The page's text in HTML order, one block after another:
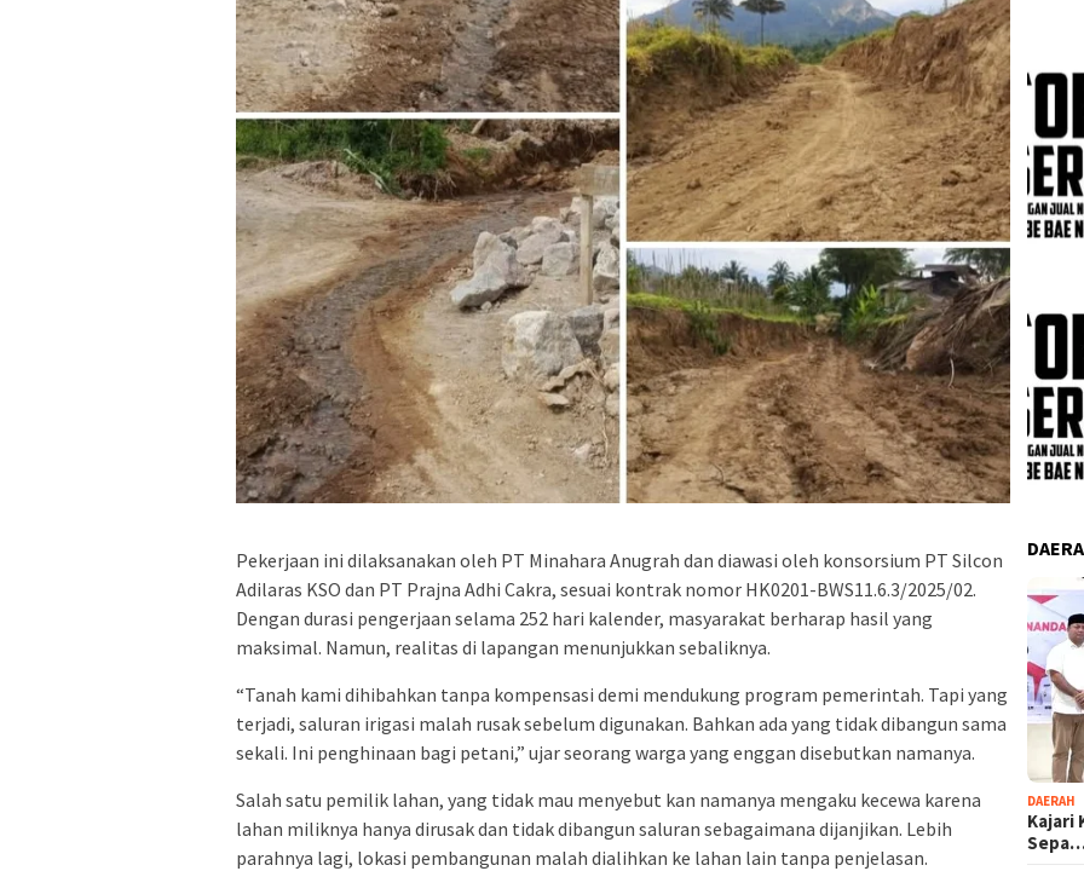
Pekerjaan ini dilaksanakan oleh PT Minahara Anugrah dan diawasi oleh konsorsium PT Silcon
Adilaras KSO dan PT Prajna Adhi Cakra, sesuai kontrak nomor HK0201-BWS11.6.3/2025/02.
Dengan durasi pengerjaan selama 252 hari kalender, masyarakat berharap hasil yang
maksimal. Namun, realitas di lapangan menunjukkan sebaliknya.
“Tanah kami dihibahkan tanpa kompensasi demi mendukung program pemerintah. Tapi yang
terjadi, saluran irigasi malah rusak sebelum digunakan. Bahkan ada yang tidak dibangun sama
sekali. Ini penghinaan bagi petani,” ujar seorang warga yang enggan disebutkan namanya.
Salah satu pemilik lahan, yang tidak mau menyebut kan namanya mengaku kecewa karena
lahan miliknya hanya dirusak dan tidak dibangun saluran sebagaimana dijanjikan. Lebih
parahnya lagi, lokasi pembangunan malah dialihkan ke lahan lain tanpa penjelasan.
DAERAH
Kajari